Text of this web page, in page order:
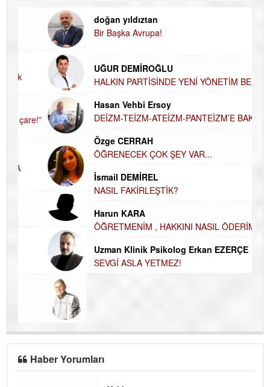
doğan yıldıztan
Bir Başka Avrupa!
UĞUR DEMİROĞLU
HALKIN PARTİSİNDE YENİ YÖNETİM BELİRLENDİ…
Hasan Vehbi Ersoy
DEİZM-TEİZM-ATEİZM-PANTEİZM’E BAKIŞ
Özge CERRAH
ÖĞRENECEK ÇOK ŞEY VAR...
İsmail DEMİREL
NASIL FAKİRLEŞTİK?
Harun KARA
ÖĞRETMENİM , HAKKINI NASIL ÖDERİM !
Uzman Klinik Psikolog Erkan EZERÇE
SEVGİ ASLA YETMEZ!
Haber Yorumları